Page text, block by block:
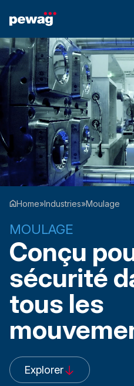
Home»Industries»Moulage
MOULAGE
Conçu
sécurité
tous les
Explorer